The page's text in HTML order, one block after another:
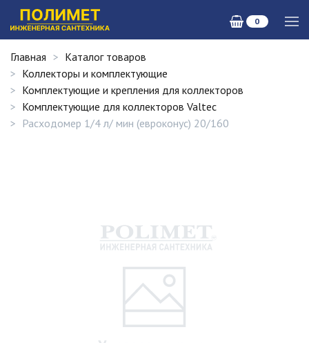
0
Главная
Каталог товаров
Коллекторы и комплектующие
Комплектующие и крепления для коллекторов
Комплектующие для коллекторов Valtec
Расходомер 1/4 л/ мин (евроконус) 20/160